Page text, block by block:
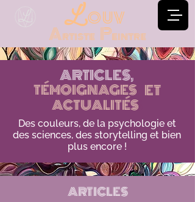
Louv
Artiste Peintre
ARTICLES,
TÉMOIGNAGES ET
ACTUALITÉS
TÉMOIGNAGES
ACTUALITÉS
Des couleurs, de la psychologie et
des sciences, des storytelling et bien
plus encore !
ARTICLES